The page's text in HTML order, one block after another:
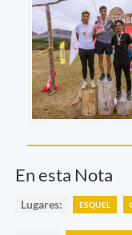
En esta Nota
Lugares: ESQUEL